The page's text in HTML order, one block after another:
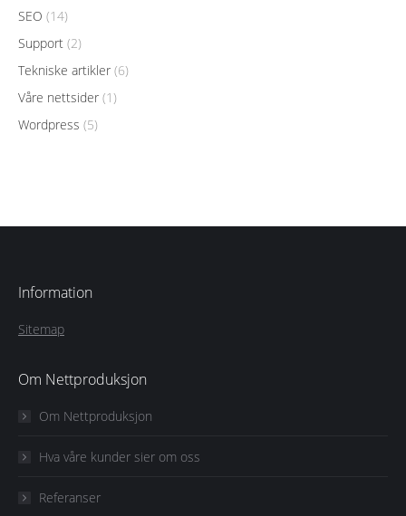
SEO (14)
Support (2)
Tekniske artikler (6)
Våre nettsider (1)
Wordpress (5)
Information
Sitemap
Om Nettproduksjon
Om Nettproduksjon
Hva våre kunder sier om oss
Referanser